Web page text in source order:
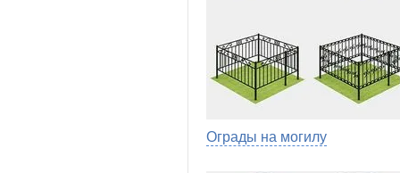
Ограды на могилу